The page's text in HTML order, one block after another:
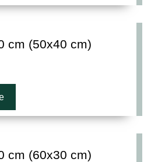
cm (50x40 cm)
cm (60x30 cm)